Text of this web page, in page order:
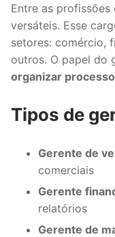
Entre as profissões
versáteis. Esse
setores: comércio,
outros. O papel do
organizar
Tipos de
Gerente de
comerciais
Gerente
relatórios
Gerente de